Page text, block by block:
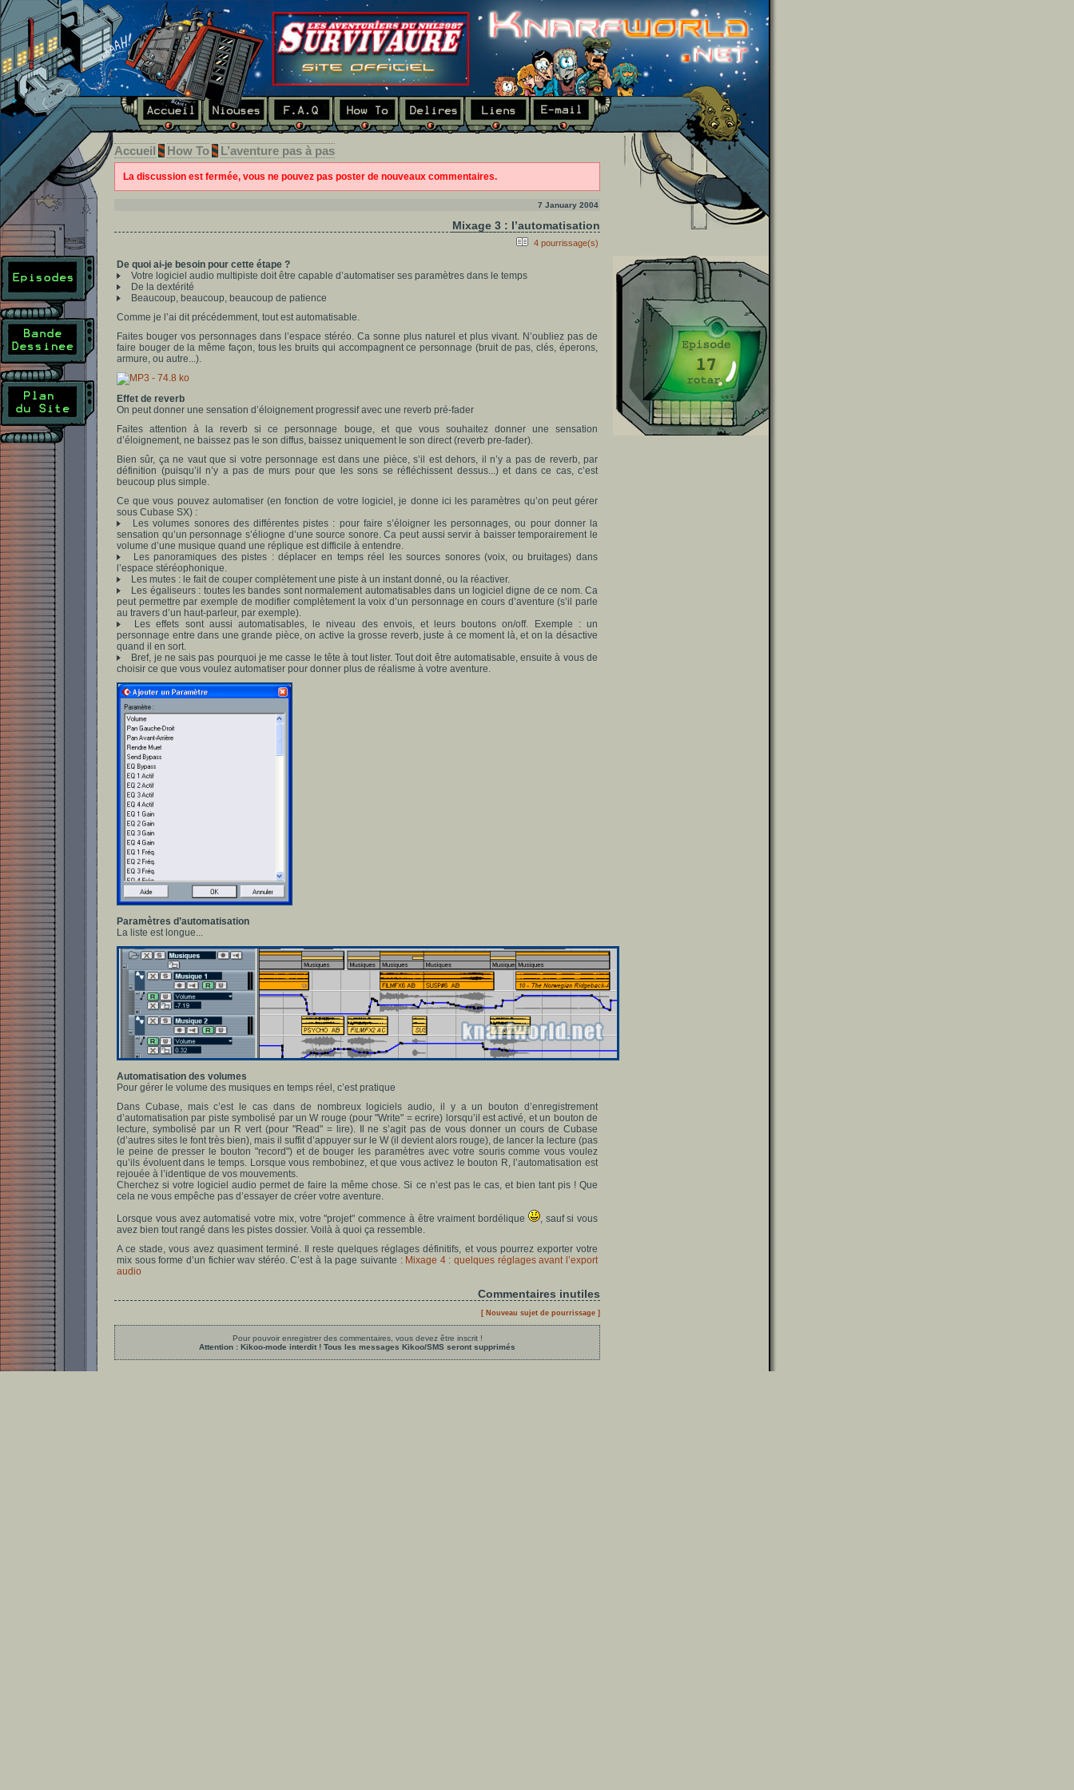
Accueil How To L’aventure pas à pas
La discussion est fermée, vous ne pouvez pas poster de nouveaux commentaires.
7 January 2004
Mixage 3 : l’automatisation
4 pourrissage(s)
De quoi ai-je besoin pour cette étape ?
Votre logiciel audio multipiste doit être capable d’automatiser ses paramètres dans le temps
De la dextérité
Beaucoup, beaucoup, beaucoup de patience
Comme je l’ai dit précédemment, tout est automatisable.
Faites bouger vos personnages dans l’espace stéréo. Ca sonne plus naturel et plus vivant. N’oubliez pas de
faire bouger de la même façon, tous les bruits qui accompagnent ce personnage (bruit de pas, clés, éperons,
armure, ou autre...).
Effet de reverb
On peut donner une sensation d’éloignement progressif avec une reverb pré-fader
Faites attention à la reverb si ce personnage bouge, et que vous souhaitez donner une sensation
d’éloignement, ne baissez pas le son diffus, baissez uniquement le son direct (reverb pre-fader).
Bien sûr, ça ne vaut que si votre personnage est dans une pièce, s’il est dehors, il n’y a pas de reverb, par
définition (puisqu’il n’y a pas de murs pour que les sons se réfléchissent dessus...) et dans ce cas, c’est
beucoup plus simple.
Ce que vous pouvez automatiser (en fonction de votre logiciel, je donne ici les paramètres qu’on peut gérer
sous Cubase SX) :
Les volumes sonores des différentes pistes : pour faire s’éloigner les personnages, ou pour donner la
sensation qu’un personnage s’éliogne d’une source sonore. Ca peut aussi servir à baisser temporairement le
volume d’une musique quand une réplique est difficile à entendre.
Les panoramiques des pistes : déplacer en temps réel les sources sonores (voix, ou bruitages) dans
l’espace stéréophonique.
Les mutes : le fait de couper complètement une piste à un instant donné, ou la réactiver.
Les égaliseurs : toutes les bandes sont normalement automatisables dans un logiciel digne de ce nom. Ca
peut permettre par exemple de modifier complètement la voix d’un personnage en cours d’aventure (s’il parle
au travers d’un haut-parleur, par exemple).
Les effets sont aussi automatisables, le niveau des envois, et leurs boutons on/off. Exemple : un
personnage entre dans une grande pièce, on active la grosse reverb, juste à ce moment là, et on la désactive
quand il en sort.
Bref, je ne sais pas pourquoi je me casse le tête à tout lister. Tout doit être automatisable, ensuite à vous de
choisir ce que vous voulez automatiser pour donner plus de réalisme à votre aventure.
Paramètres d’automatisation
La liste est longue...
Automatisation des volumes
Pour gérer le volume des musiques en temps réel, c’est pratique
Dans Cubase, mais c’est le cas dans de nombreux logiciels audio, il y a un bouton d’enregistrement
d’automatisation par piste symbolisé par un W rouge (pour "Write" = ecrire) lorsqu’il est activé, et un bouton de
lecture, symbolisé par un R vert (pour "Read" = lire). Il ne s’agit pas de vous donner un cours de Cubase
(d’autres sites le font très bien), mais il suffit d’appuyer sur le W (il devient alors rouge), de lancer la lecture (pas
le peine de presser le bouton "record") et de bouger les paramètres avec votre souris comme vous voulez
qu’ils évoluent dans le temps. Lorsque vous rembobinez, et que vous activez le bouton R, l’automatisation est
rejouée à l’identique de vos mouvements.
Cherchez si votre logiciel audio permet de faire la même chose. Si ce n’est pas le cas, et bien tant pis ! Que
cela ne vous empêche pas d’essayer de créer votre aventure.
Lorsque vous avez automatisé votre mix, votre "projet" commence à être vraiment bordélique
, sauf si vous
avez bien tout rangé dans les pistes dossier. Voilà à quoi ça ressemble.
A ce stade, vous avez quasiment terminé. Il reste quelques réglages définitifs, et vous pourrez exporter votre
mix sous forme d’un fichier wav stéréo. C’est à la page suivante : Mixage 4 : quelques réglages avant l’export
audio
Commentaires inutiles
[ Nouveau sujet de pourrissage ]
Pour pouvoir enregistrer des commentaires, vous devez être inscrit !
Attention : Kikoo-mode interdit ! Tous les messages Kikoo/SMS seront supprimés